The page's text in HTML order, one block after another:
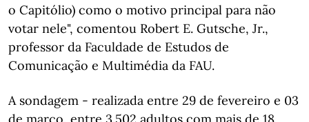
o Capitólio) como o motivo principal para não
votar nele", comentou Robert E. Gutsche, Jr.,
professor da Faculdade de Estudos de
Comunicação e Multimédia da FAU.
A sondagem - realizada entre 29 de fevereiro e 03
de março, entre 3.502 adultos com mais de 18